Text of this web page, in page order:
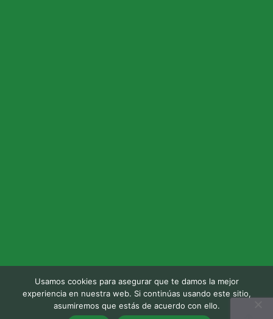
Usamos cookies para asegurar que te damos la mejor
experiencia en nuestra web. Si continúas usando este sitio,
asumiremos que estás de acuerdo con ello.